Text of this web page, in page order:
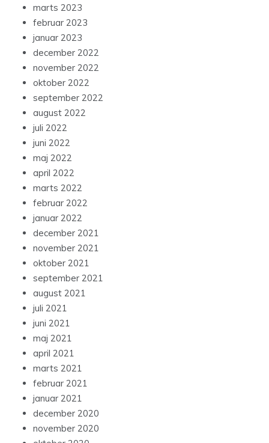
marts 2023
februar 2023
januar 2023
december 2022
november 2022
oktober 2022
september 2022
august 2022
juli 2022
juni 2022
maj 2022
april 2022
marts 2022
februar 2022
januar 2022
december 2021
november 2021
oktober 2021
september 2021
august 2021
juli 2021
juni 2021
maj 2021
april 2021
marts 2021
februar 2021
januar 2021
december 2020
november 2020